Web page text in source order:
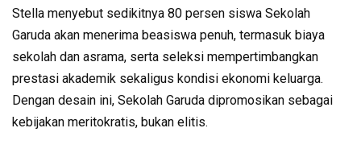
Stella menyebut sedikitnya 80 persen siswa Sekolah
Garuda akan menerima beasiswa penuh, termasuk biaya
sekolah dan asrama, serta seleksi mempertimbangkan
prestasi akademik sekaligus kondisi ekonomi keluarga.
Dengan desain ini, Sekolah Garuda dipromosikan sebagai
kebijakan meritokratis, bukan elitis.